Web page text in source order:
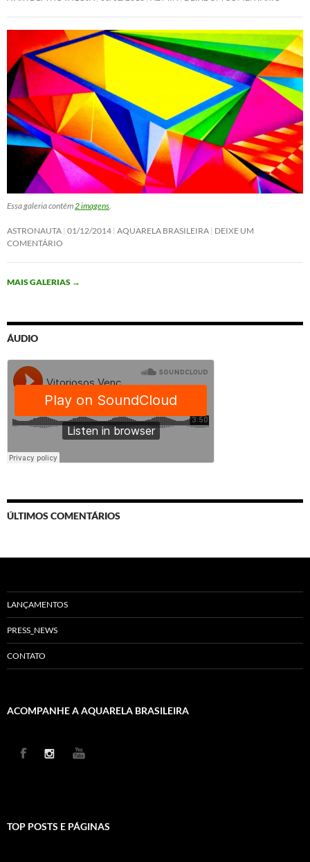
Essa galeria contém2 imagens.
ASTRONAUTA 01/12/2014 AQUARELA BRASILEIRA DEIXE UM
COMENTÁRIO
MAIS GALERIAS →
ÁUDIO
ÚLTIMOS COMENTÁRIOS
LANÇAMENTOS
PRESS_NEWS
CONTATO
ACOMPANHE A AQUARELA BRASILEIRA
TOP POSTS E PÁGINAS